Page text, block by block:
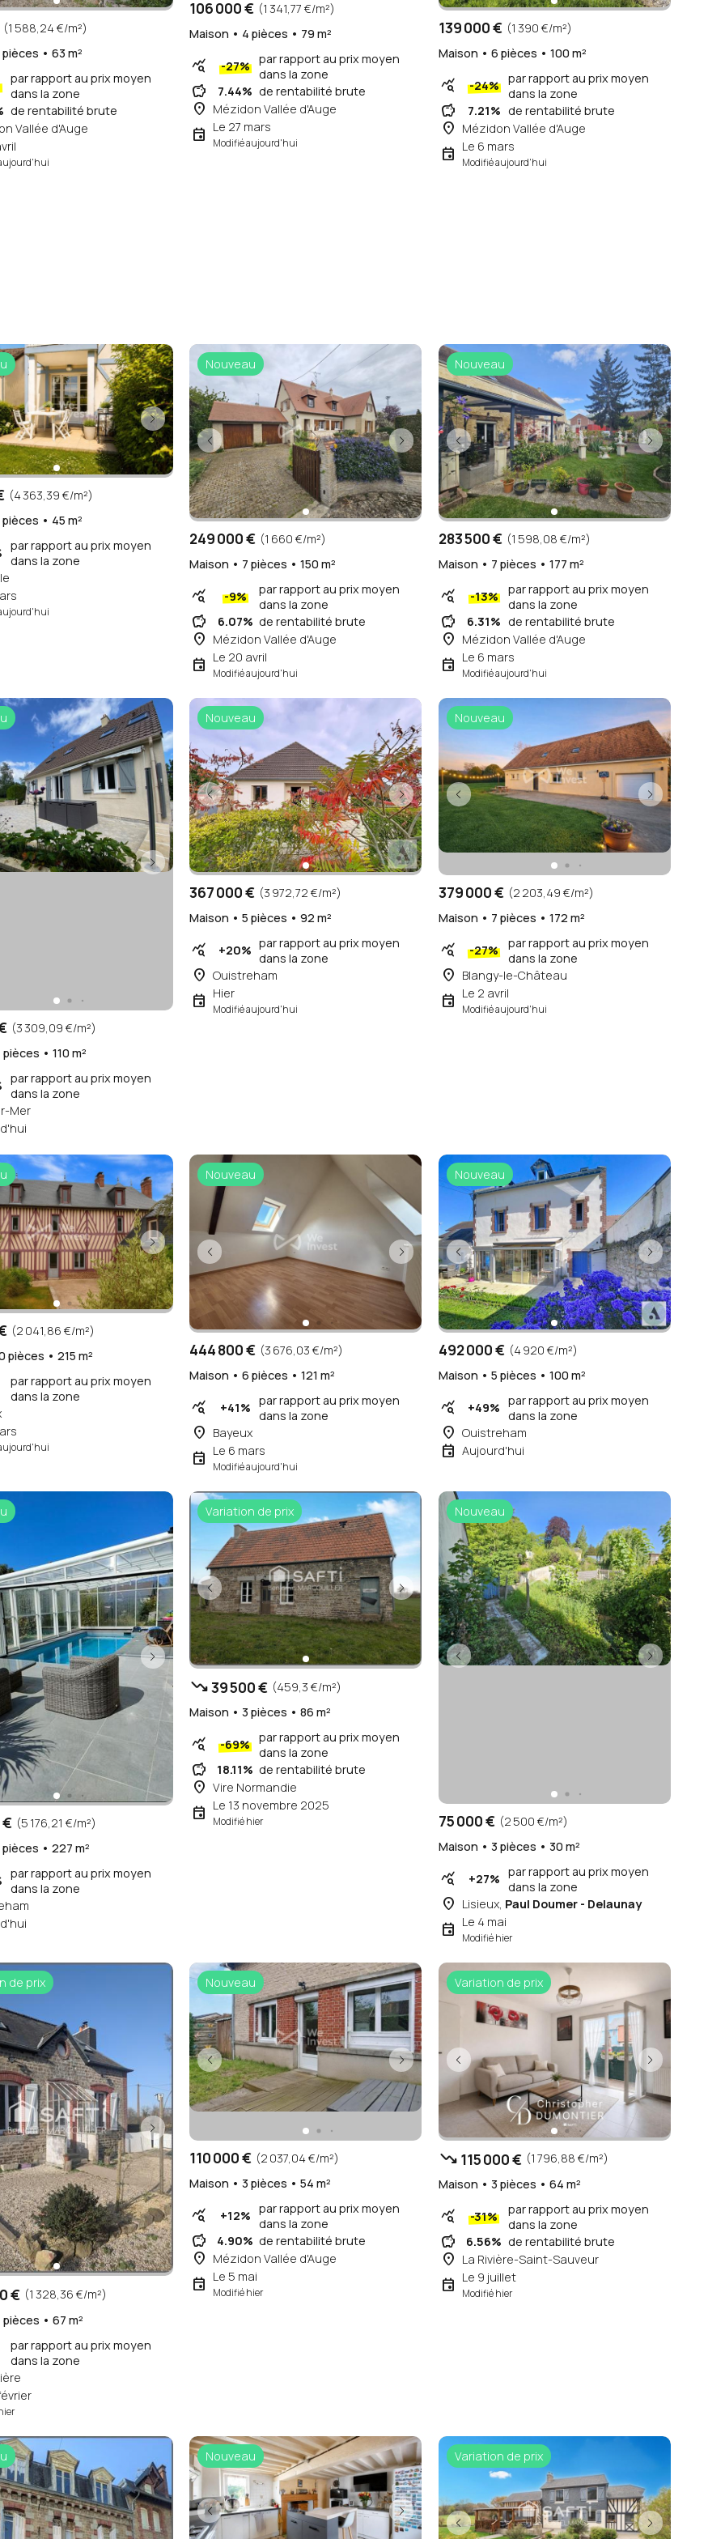
(1 588,24 €/m²)
• 63 m²
par rapport au prix moyen
dans la zone
de rentabilité brute
Vallée d'Auge
106 000 € (1 341,77 €/m²)
Maison • 4 pièces • 79 m²
query_stats -27%
par rapport au prix moyen
dans la zone
savings 7.44% de rentabilité brute
place Mézidon Vallée d'Auge
event Le 27 mars
Modifié aujourd'hui
139 000 € (1 390 €/m²)
Maison • 6 pièces • 100 m²
query_stats -24%
par rapport au prix moyen
dans la zone
savings 7.21% de rentabilité brute
place Mézidon Vallée d'Auge
event Le 6 mars
Modifié aujourd'hui
(4 363,39 €/m²)
• 45 m²
par rapport au prix moyen
dans la zone
Nouveau
249 000 € (1 660 €/m²)
Maison • 7 pièces • 150 m²
query_stats -9%
par rapport au prix moyen
dans la zone
savings 6.07% de rentabilité brute
place Mézidon Vallée d'Auge
event Le 20 avril
Modifié aujourd'hui
Nouveau
283 500 € (1 598,08 €/m²)
Maison • 7 pièces • 177 m²
query_stats -13%
par rapport au prix moyen
dans la zone
savings 6.31% de rentabilité brute
place Mézidon Vallée d'Auge
event Le 6 mars
Modifié aujourd'hui
(3 309,09 €/m²)
• 110 m²
par rapport au prix moyen
dans la zone
Mer
Nouveau
367 000 € (3 972,72 €/m²)
Maison • 5 pièces • 92 m²
query_stats +20% par rapport au prix moyen
dans la zone
place Ouistreham
event Hier
Modifié aujourd'hui
Nouveau
379 000 € (2 203,49 €/m²)
Maison • 7 pièces • 172 m²
query_stats -27%
par rapport au prix moyen
dans la zone
place Blangy-le-Château
event Le 2 avril
Modifié aujourd'hui
(2 041,86 €/m²)
pièces • 215 m²
par rapport au prix moyen
dans la zone
Nouveau
444 800 € (3 676,03 €/m²)
Maison • 6 pièces • 121 m²
query_stats +41% par rapport au prix moyen
dans la zone
place Bayeux
event Le 6 mars
Modifié aujourd'hui
Nouveau
492 000 € (4 920 €/m²)
Maison • 5 pièces • 100 m²
query_stats +49% par rapport au prix moyen
dans la zone
place Ouistreham
event Aujourd'hui
€ (5 176,21 €/m²)
• 227 m²
par rapport au prix moyen
dans la zone
Variation de prix
trending_down39 500 € (459,3 €/m²)
Maison • 3 pièces • 86 m²
query_stats -69% par rapport au prix moyen
dans la zone
savings 18.11% de rentabilité brute
place Vire Normandie
event Le 13 novembre 2025
Modifié hier
Nouveau
75 000 € (2 500 €/m²)
Maison • 3 pièces • 30 m²
query_stats +27% par rapport au prix moyen
dans la zone
place Lisieux, Paul Doumer - Delaunay
event Le 4 mai
Modifié hier
de prix
€ (1 328,36 €/m²)
• 67 m²
par rapport au prix moyen
dans la zone
Nouveau
110 000 € (2 037,04 €/m²)
Maison • 3 pièces • 54 m²
query_stats +12% par rapport au prix moyen
dans la zone
savings 4.90% de rentabilité brute
place Mézidon Vallée d'Auge
event Le 5 mai
Modifié hier
Variation de prix
trending_down 115 000 € (1 796,88 €/m²)
Maison • 3 pièces • 64 m²
query_stats -31%
par rapport au prix moyen
dans la zone
savings 6.56% de rentabilité brute
place La Rivière-Saint-Sauveur
event Le 9 juillet
Modifié hier
Nouveau Variation de prix